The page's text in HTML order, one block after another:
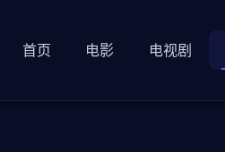
首页 电影 电视剧